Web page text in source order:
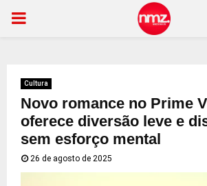
PRIMARY
Cultura
Novo romance no Prime
oferece diversão leve e
sem esforço mental
26 de agosto de 2025